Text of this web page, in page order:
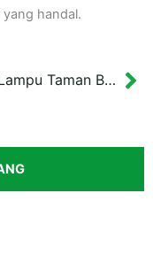
handal.
Tiang Lampu Taman Besi Desain Unik Tinggi 3 meter